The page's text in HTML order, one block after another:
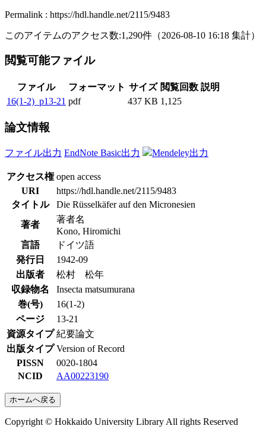
Permalink : https://hdl.handle.net/2115/9483
このアイテムのアクセス数:1,290件 （2026-08-10 16:18 集計）
閲覧可能ファイル
ファイル フォーマット サイズ 閲覧回数 説明
16(1-2)_p13-21 pdf 437 KB 1,125
論文情報
ファイル出力 EndNote Basic出力 Mendeley出力
アクセス権 open access
URI
https://hdl.handle.net/2115/9483
タイトル
Die Rüsselkäfer auf den Micronesien
著者
著者名
Kono, Hiromichi
言語
ドイツ語
発行日
1942-09
出版者
松村 松年
収録物名
Insecta matsumurana
巻(号)
16(1-2)
ページ
13-21
資源タイプ 紀要論文
出版タイプ Version of Record
PISSN
0020-1804
NCID
AA00223190
ホームへ戻る
Copyright © Hokkaido University Library All rights Reserved